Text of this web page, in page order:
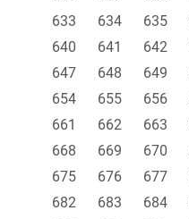
633
634 635
640
641 642
647
648 649
654
655 656
661
662 663
668
669 670
675
676 677
682
683 684